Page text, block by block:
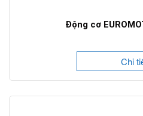
Động cơ
Chi